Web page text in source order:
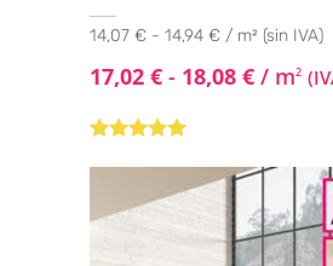
14,07 € - 14,94 € / m² (sin IVA)
17,02 € - 18,08 € / m2